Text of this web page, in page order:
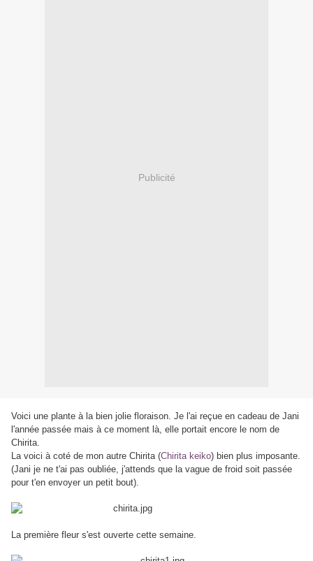
Publicité
Voici une plante à la bien jolie floraison. Je l'ai reçue en cadeau de Jani
l'année passée mais à ce moment là, elle portait encore le nom de
Chirita.
La voici à coté de mon autre Chirita (Chirita keiko) bien plus imposante.
(Jani je ne t'ai pas oubliée, j'attends que la vague de froid soit passée
pour t'en envoyer un petit bout).
La première fleur s'est ouverte cette semaine.